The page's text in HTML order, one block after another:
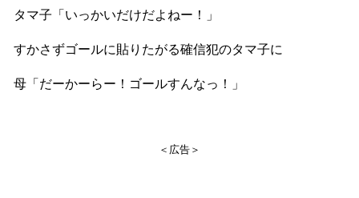
タマ子「いっかいだけだよねー！」
すかさずゴールに貼りたがる確信犯のタマ子に
母「だーかーらー！ゴールすんなっ！」
＜広告＞